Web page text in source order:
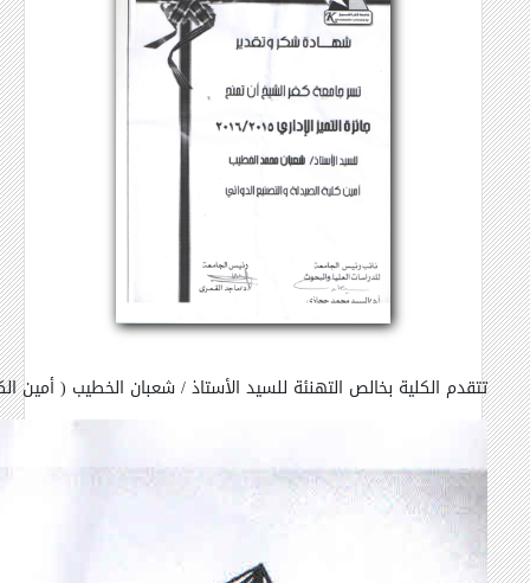
تتقدم الكلية بخالص التهنئة للسيد الأستاذ / شعبان الخطيب ( أمين الكلية